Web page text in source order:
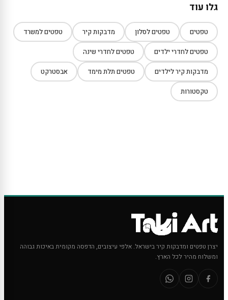
גלו עוד
טפטים טפטים לסלון מדבקות קיר טפטים למשרד
טפטים לחדרי ילדים טפטים לחדרי שינה
מדבקות קיר לילדים טפטים תלת מימד אבסטרקט
טקסטורות
יצרן טפטים ומדבקות קיר בישראל. אלפי עיצובים, הדפסה מקומית באיכות גבוהה
ומשלוח מהיר לכל הארץ.